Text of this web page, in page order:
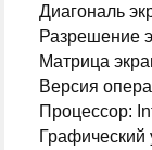
Диагональ
Разрешение
Матрица
Версия
Процессор:
Графический